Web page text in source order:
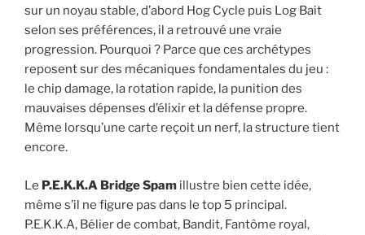
sur un noyau stable, d’abord Hog Cycle puis Log Bait
selon ses préférences, il a retrouvé une vraie
progression. Pourquoi ? Parce que ces archétypes
reposent sur des mécaniques fondamentales du jeu :
le chip damage, la rotation rapide, la punition des
mauvaises dépenses d’élixir et la défense propre.
Même lorsqu’une carte reçoit un nerf, la structure tient
encore.
Le P.E.K.K.A Bridge Spam illustre bien cette idée,
même s’il ne figure pas dans le top 5 principal.
P.E.K.K.A, Bélier de combat, Bandit, Fantôme royal,